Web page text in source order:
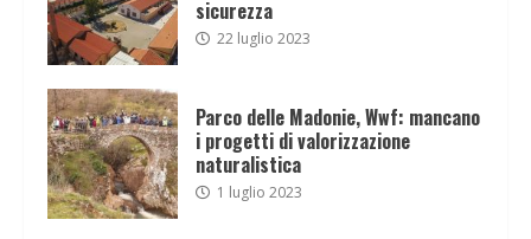
sicurezza
22 luglio 2023
Parco delle Madonie, Wwf: mancano
i progetti di valorizzazione
naturalistica
1 luglio 2023